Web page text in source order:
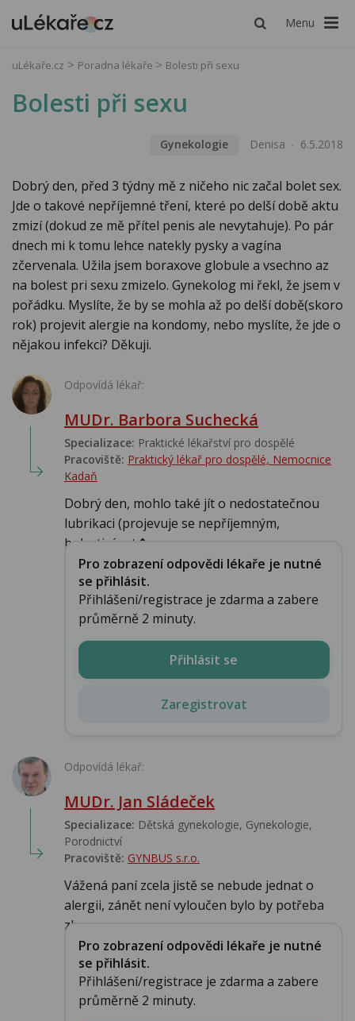
Menu
uLékaře.cz Poradna lékaře Bolesti při sexu
Bolesti při sexu
Gynekologie Denisa 6.5.2018
Dobrý den, před 3 týdny mě z ničeho nic začal bolet sex.
Jde o takové nepříjemné tření, které po delší době aktu
zmizí (dokud ze mě přítel penis ale nevytahuje). Po pár
dnech mi k tomu lehce natekly pysky a vagína
zčervenala. Užila jsem boraxove globule a vsechno az
na bolest pri sexu zmizelo. Gynekolog mi řekl, že jsem v
pořádku. Myslíte, že by se mohla až po delší době(skoro
rok) projevit alergie na kondomy, nebo myslíte, že jde o
nějakou infekci? Děkuji.
Odpovídá lékař:
MUDr. Barbora Suchecká
Specializace: Praktické lékařství pro dospělé
Pracoviště: Praktický lékař pro dospělé, Nemocnice
Kadaň
Dobrý den, mohlo také jít o nedostatečnou
lubrikaci (projevuje se nepříjemným,
bolestivým t�...
Pro zobrazení odpovědi lékaře je nutné
se přihlásit.
Přihlášení/registrace je zdarma a zabere
průměrně 2 minuty.
Přihlásit se
Zaregistrovat
Odpovídá lékař:
MUDr. Jan Sládeček
Specializace: Dětská gynekologie, Gynekologie,
Porodnictví
Pracoviště: GYNBUS s.r.o.
Vážená paní zcela jistě se nebude jednat o
alergii, zánět není vyloučen bylo by potřeba
zh...
Pro zobrazení odpovědi lékaře je nutné
se přihlásit.
Přihlášení/registrace je zdarma a zabere
průměrně 2 minuty.